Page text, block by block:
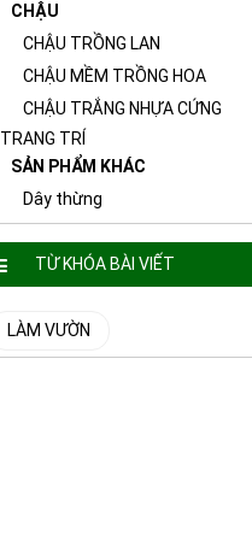
CHẬU
CHẬU TRỒNG LAN
CHẬU MỀM TRỒNG HOA
CHẬU TRẮNG NHỰA CỨNG
TRANG TRÍ
SẢN PHẨM KHÁC
Dây thừng
TỪ KHÓA BÀI VIẾT
LÀM VƯỜN